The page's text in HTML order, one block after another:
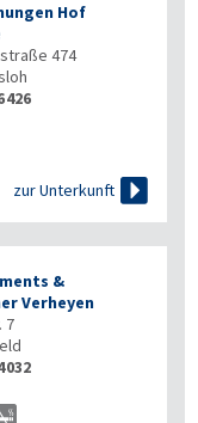
Hof
474
zur Unterkunft 
&
Verheyen
7